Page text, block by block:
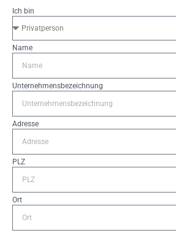
Ich bin
Name
Unternehmensbezeichnung
Adresse
PLZ
Ort